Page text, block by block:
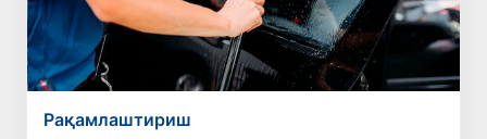
Рақамлаштириш